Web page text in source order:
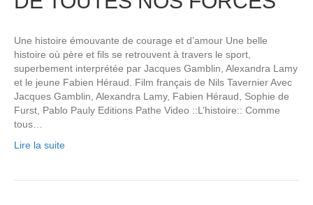
Une histoire émouvante de courage et d’amour Une belle
histoire où père et fils se retrouvent à travers le sport,
superbement interprétée par Jacques Gamblin, Alexandra Lamy
et le jeune Fabien Héraud. Film français de Nils Tavernier Avec
Jacques Gamblin, Alexandra Lamy, Fabien Héraud, Sophie de
Furst, Pablo Pauly Editions Pathe Video ::L’histoire:: Comme
tous…
Lire la suite